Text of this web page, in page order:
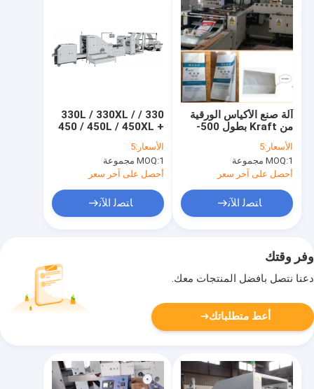
330 / 330L / 330XL /
450 / 450L / 450XL +
HJ-41100/41400 /
تغذية فليكسو طباعة
مربعة أسفل كيس ورق
الأسعار:5
MOQ:1 مجموعة
أحصل على آخر سعر
ﺎﺘﺼﻟ ﺍﻶﻧ
آلة صنع الأكياس الورقية
من Kraft بطول 500-
ماكينة صنع أنبوب الورق
البلاستيكي
الأسعار:5
MOQ:1 مجموعة
أحصل على آخر سعر
ﺎﺘﺼﻟ ﺍﻶﻧ
وفر وقتك
دعنا نتصل بأفضل المنتجات معك.
أعط متطلباتك